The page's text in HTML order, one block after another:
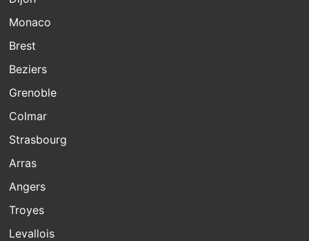
Monaco
Brest
Beziers
Grenoble
Colmar
Strasbourg
Arras
Angers
Troyes
Levallois